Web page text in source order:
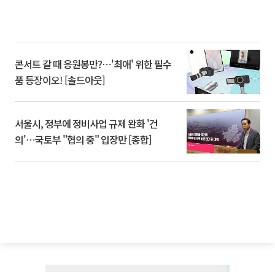
콘서트 갈 때 응원봉만?⋯'최애' 위한 필수
품 등장이오! [솔드아웃]
서울시, 정부에 정비사업 규제 완화 '건
의'⋯국토부 "협의 중" 입장만 [종합]